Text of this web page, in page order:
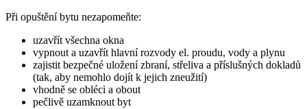
Při opuštění bytu nezapomeňte:
uzavřít všechna okna
vypnout a uzavřít hlavní rozvody el. proudu, vody a plynu
zajistit bezpečné uložení zbraní, střeliva a příslušných dokladů
(tak, aby nemohlo dojít k jejich zneužití)
vhodně se obléci a obout
pečlivě uzamknout byt